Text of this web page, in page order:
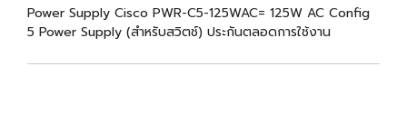
Power Supply Cisco PWR-C5-125WAC= 125W AC Config
5 Power Supply (สำหรับสวิตช์) ประกันตลอดการใช้งาน